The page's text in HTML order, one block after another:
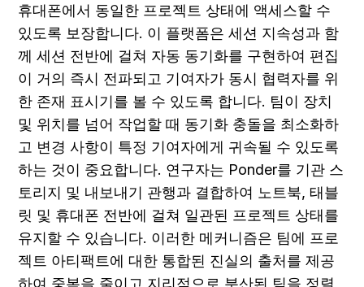
휴대폰에서 동일한 프로젝트 상태에 액세스할 수
있도록 보장합니다. 이 플랫폼은 세션 지속성과 함
께 세션 전반에 걸쳐 자동 동기화를 구현하여 편집
이 거의 즉시 전파되고 기여자가 동시 협력자를 위
한 존재 표시기를 볼 수 있도록 합니다. 팀이 장치
및 위치를 넘어 작업할 때 동기화 충돌을 최소화하
고 변경 사항이 특정 기여자에게 귀속될 수 있도록
하는 것이 중요합니다. 연구자는 Ponder를 기관 스
토리지 및 내보내기 관행과 결합하여 노트북, 태블
릿 및 휴대폰 전반에 걸쳐 일관된 프로젝트 상태를
유지할 수 있습니다. 이러한 메커니즘은 팀에 프로
젝트 아티팩트에 대한 통합된 진실의 출처를 제공
하여 중복을 줄이고 지리적으로 분산된 팀을 정렬